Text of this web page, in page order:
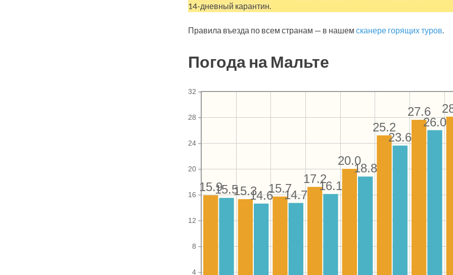
14-дневный карантин.
Правила въезда по всем странам — в нашем сканере горящих туров.
Погода на Мальте